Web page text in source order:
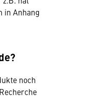
in Anhang
noch